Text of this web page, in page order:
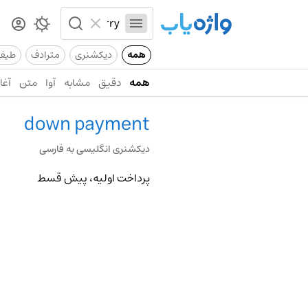
همه دیکشنری مترادف
همه دقیق مشابه آوا متن
down payment
دیکشنری انگلیسی به فارسی
پرداخت اولیه، پیش قسط